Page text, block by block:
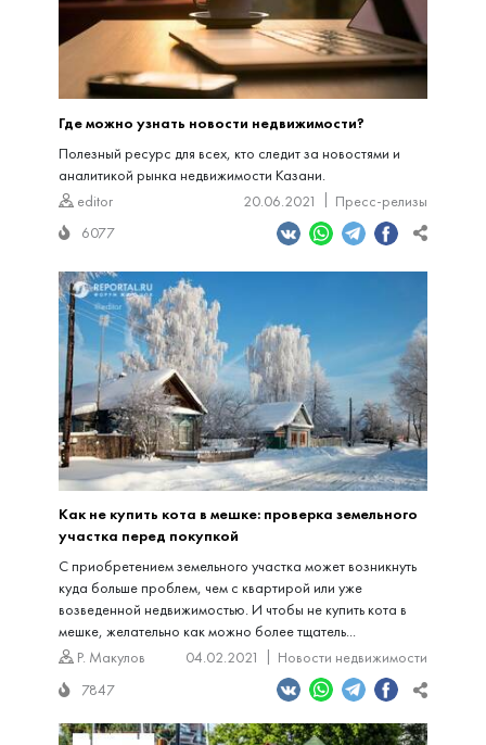
Где можно узнать новости недвижимости?
Полезный ресурс для всех, кто следит за новостями и
аналитикой рынка недвижимости Казани.
editor
20.06.2021
Пресс-релизы
6077
Как не купить кота в мешке: проверка земельного
участка перед покупкой
С приобретением земельного участка может возникнуть
куда больше проблем, чем с квартирой или уже
возведенной недвижимостью. И чтобы не купить кота в
мешке, желательно как можно более тщатель...
Р. Макулов
04.02.2021
Новости недвижимости
7847